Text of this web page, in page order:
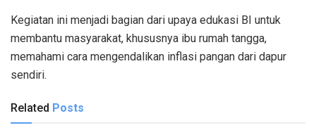
Kegiatan ini menjadi bagian dari upaya edukasi BI untuk
membantu masyarakat, khususnya ibu rumah tangga,
memahami cara mengendalikan inflasi pangan dari dapur
sendiri.
Related Posts